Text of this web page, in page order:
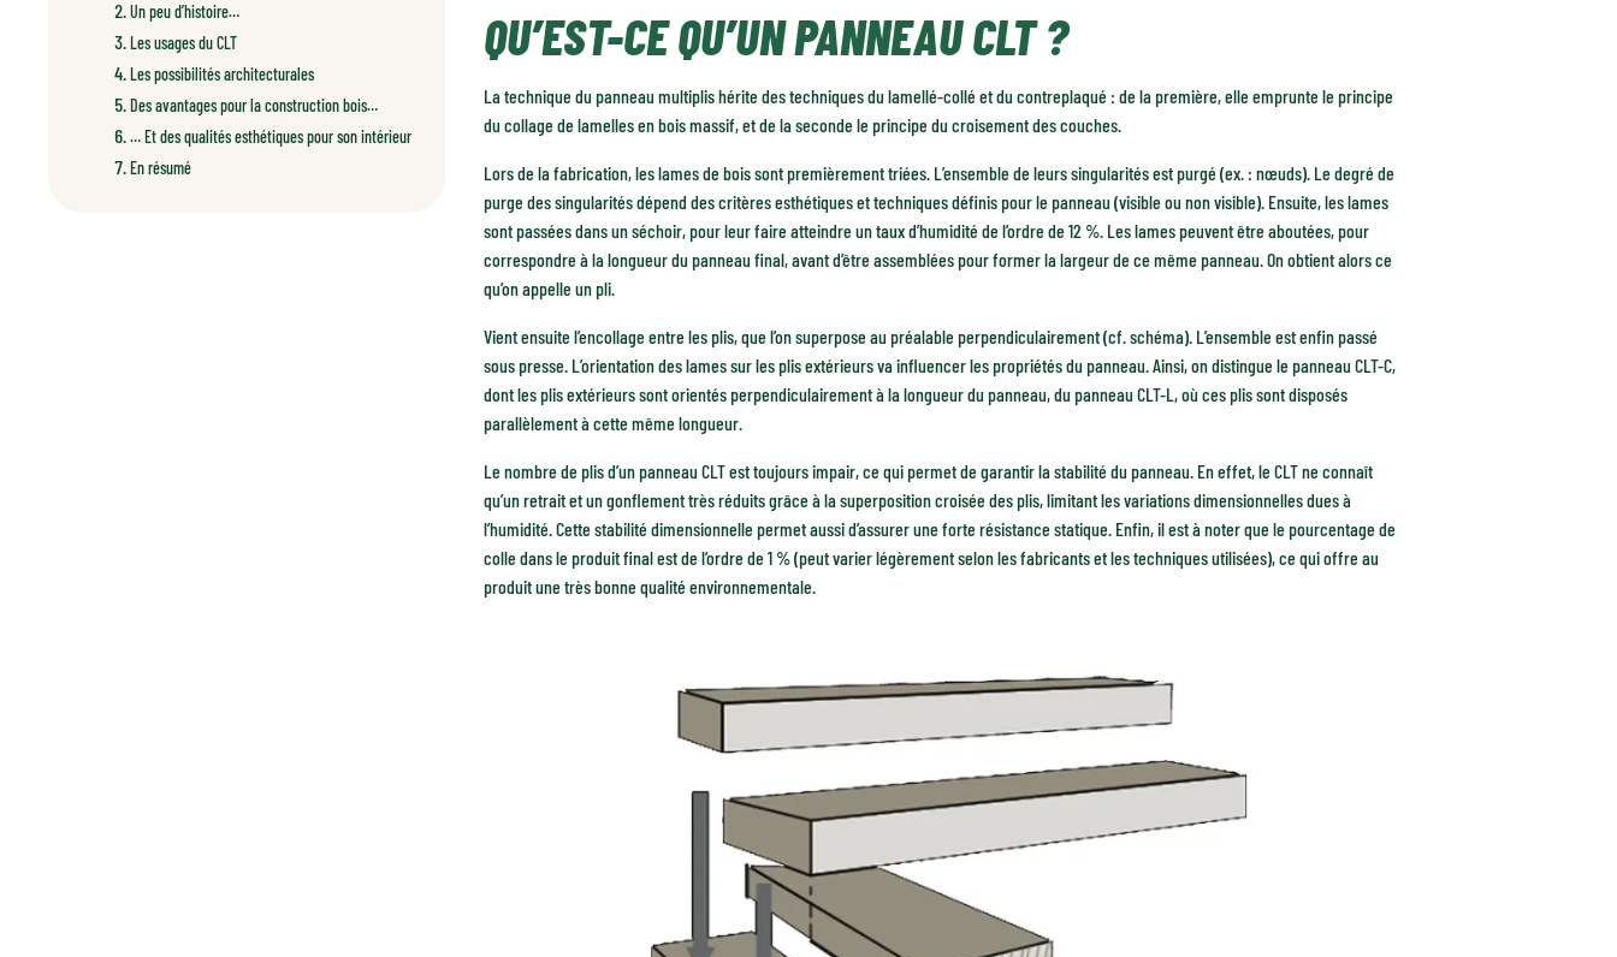
Un peu d’histoire…
Les usages du CLT
Les possibilités architecturales
Des avantages pour la construction bois…
… Et des qualités esthétiques pour son intérieur
En résumé
QU’EST-CE QU’UN PANNEAU CLT ?
La technique du panneau multiplis hérite des techniques du lamellé-collé et du contreplaqué : de la première, elle emprunte le principe
du collage de lamelles en bois massif, et de la seconde le principe du croisement des couches.
Lors de la fabrication, les lames de bois sont premièrement triées. L’ensemble de leurs singularités est purgé (ex. : nœuds). Le degré de
purge des singularités dépend des critères esthétiques et techniques définis pour le panneau (visible ou non visible). Ensuite, les lames
sont passées dans un séchoir, pour leur faire atteindre un taux d’humidité de l’ordre de 12 %. Les lames peuvent être aboutées, pour
correspondre à la longueur du panneau final, avant d’être assemblées pour former la largeur de ce même panneau. On obtient alors ce
qu’on appelle un pli.
Vient ensuite l’encollage entre les plis, que l’on superpose au préalable perpendiculairement (cf. schéma). L’ensemble est enfin passé
sous presse. L’orientation des lames sur les plis extérieurs va influencer les propriétés du panneau. Ainsi, on distingue le panneau CLT-C,
dont les plis extérieurs sont orientés perpendiculairement à la longueur du panneau, du panneau CLT-L, où ces plis sont disposés
parallèlement à cette même longueur.
Le nombre de plis d’un panneau CLT est toujours impair, ce qui permet de garantir la stabilité du panneau. En effet, le CLT ne connaît
qu’un retrait et un gonflement très réduits grâce à la superposition croisée des plis, limitant les variations dimensionnelles dues à
l’humidité. Cette stabilité dimensionnelle permet aussi d’assurer une forte résistance statique. Enfin, il est à noter que le pourcentage de
colle dans le produit final est de l’ordre de 1 % (peut varier légèrement selon les fabricants et les techniques utilisées), ce qui offre au
produit une très bonne qualité environnementale.